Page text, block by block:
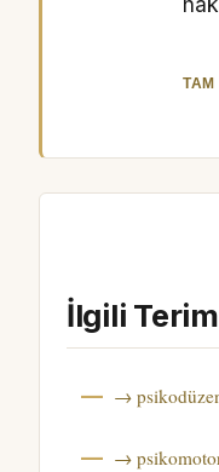
İlgili
→
→